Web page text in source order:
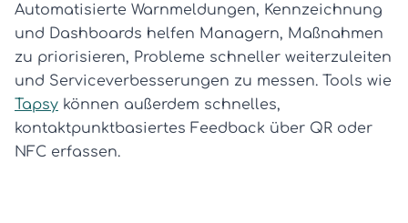
Automatisierte Warnmeldungen, Kennzeichnung
und Dashboards helfen Managern, Maßnahmen
zu priorisieren, Probleme schneller weiterzuleiten
und Serviceverbesserungen zu messen. Tools wie
Tapsy können außerdem schnelles,
kontaktpunktbasiertes Feedback über QR oder
NFC erfassen.